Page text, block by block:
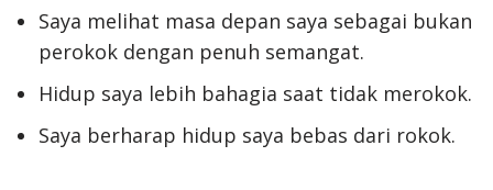
Saya melihat masa depan saya sebagai bukan
perokok dengan penuh semangat.
Hidup saya lebih bahagia saat tidak merokok.
Saya berharap hidup saya bebas dari rokok.